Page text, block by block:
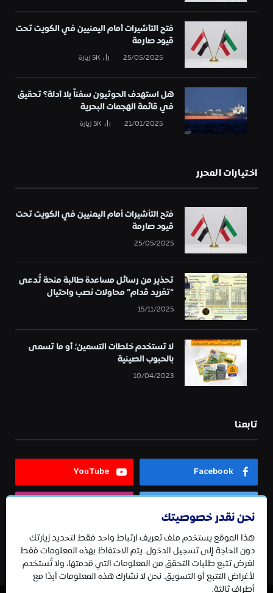
فتح التأشيرات أمام اليمنيين في الكويت تحت
قيود صارمة
25/05/2025
5Kزيارة
هل استهدف الحوثيون سفناً بلا أدلة؟ تحقيق
في قائمة الهجمات البحرية
21/01/2025
5Kزيارة
اختيارات المحرر
فتح التأشيرات أمام اليمنيين في الكويت تحت
قيود صارمة
25/05/2025
تحذير من رسائل مساعدة طالبة منحة تُدعى
“تغريد قدام” محاولات نصب واحتيال
15/11/2025
لا تستخدم خلطات التسمين؛ أو ما تسمى
بالحبوب الصينية
10/04/2023
تابعنا
Facebook
YouTube
Telegram
نحن نقدر خصوصيتك
هذا الموقع يستخدم ملف تعريف ارتباط واحد فقط لتحديد زيارتك
دون الحاجة إلى تسجيل الدخول. يتم الاحتفاظ بهذه المعلومات فقط
لغرض تتبع طلبات التحقق من المعلومات التي قدمتها، ولا تُستخدم
لأغراض التتبع أو التسويق. نحن لا نشارك هذه المعلومات أبدًا مع
أطراف ثالثة.